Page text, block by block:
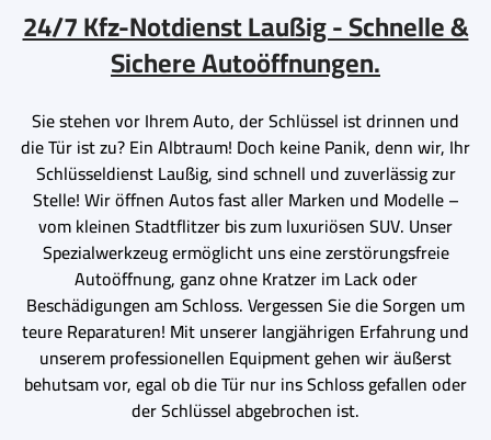
24/7 Kfz-Notdienst Laußig - Schnelle &
Sichere Autoöffnungen.
Sie stehen vor Ihrem Auto, der Schlüssel ist drinnen und
die Tür ist zu? Ein Albtraum! Doch keine Panik, denn wir, Ihr
Schlüsseldienst Laußig, sind schnell und zuverlässig zur
Stelle! Wir öffnen Autos fast aller Marken und Modelle –
vom kleinen Stadtflitzer bis zum luxuriösen SUV. Unser
Spezialwerkzeug ermöglicht uns eine zerstörungsfreie
Autoöffnung, ganz ohne Kratzer im Lack oder
Beschädigungen am Schloss. Vergessen Sie die Sorgen um
teure Reparaturen! Mit unserer langjährigen Erfahrung und
unserem professionellen Equipment gehen wir äußerst
behutsam vor, egal ob die Tür nur ins Schloss gefallen oder
der Schlüssel abgebrochen ist.